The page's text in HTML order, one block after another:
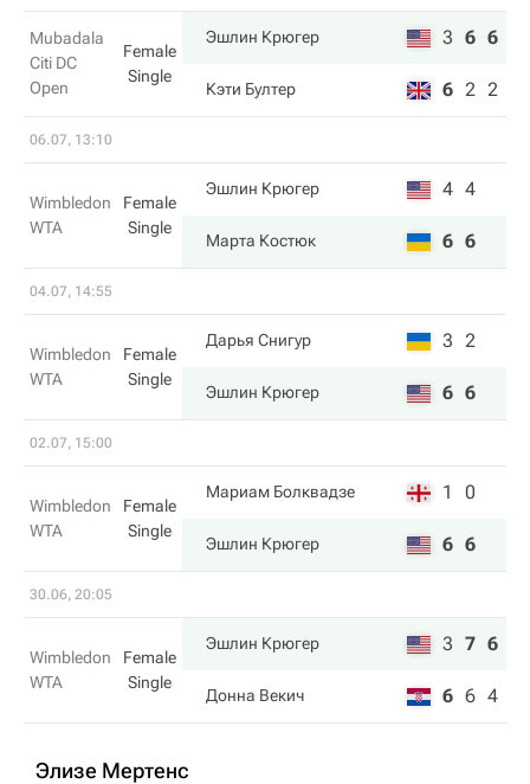
Mubadala
Citi DC
Open
Female
Single
Эшлин Крюгер 3 6 6
Кэти Бултер 6 2 2
06.07, 13:10
Wimbledon
WTA
Female
Single
Эшлин Крюгер 4 4
Марта Костюк 6 6
04.07, 14:55
Wimbledon
WTA
Female
Single
Дарья Снигур 3 2
Эшлин Крюгер 6 6
02.07, 15:00
Wimbledon
WTA
Female
Single
Мариам Болквадзе 1 0
Эшлин Крюгер 6 6
30.06, 20:05
Wimbledon
WTA
Female
Single
Эшлин Крюгер 3 7 6
Донна Векич 6 6 4
Элизе Мертенс